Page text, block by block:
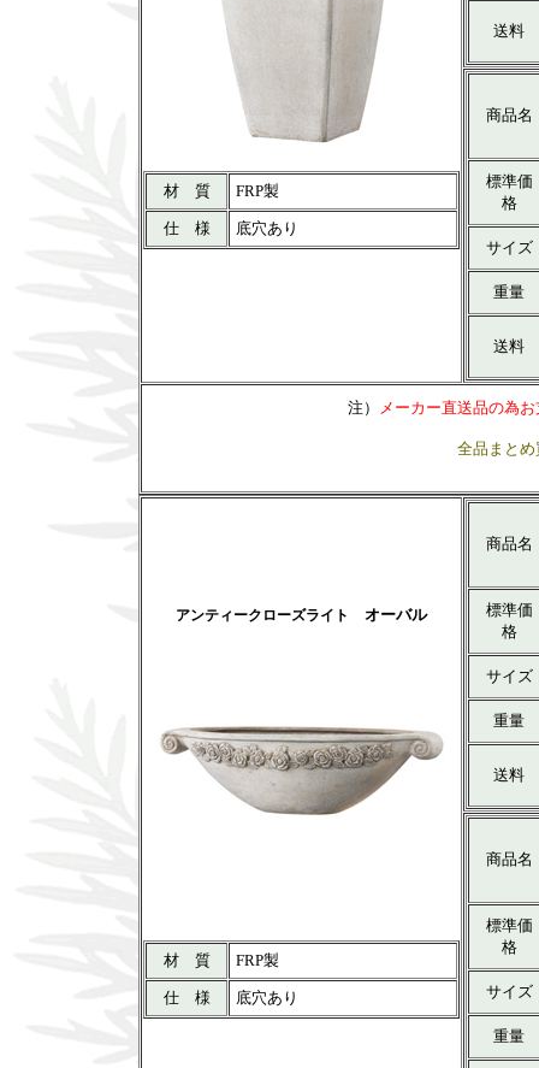
材 質 FRP製
仕 様 底穴あり
送料
商品名
標準価
格
サイズ
重量
送料
注） メーカー直送品の為
全品まと
アンティークローズライト オーバル
材 質 FRP製
仕 様 底穴あり
商品名
標準価
格
サイズ
重量
送料
商品名
標準価
格
サイズ
重量